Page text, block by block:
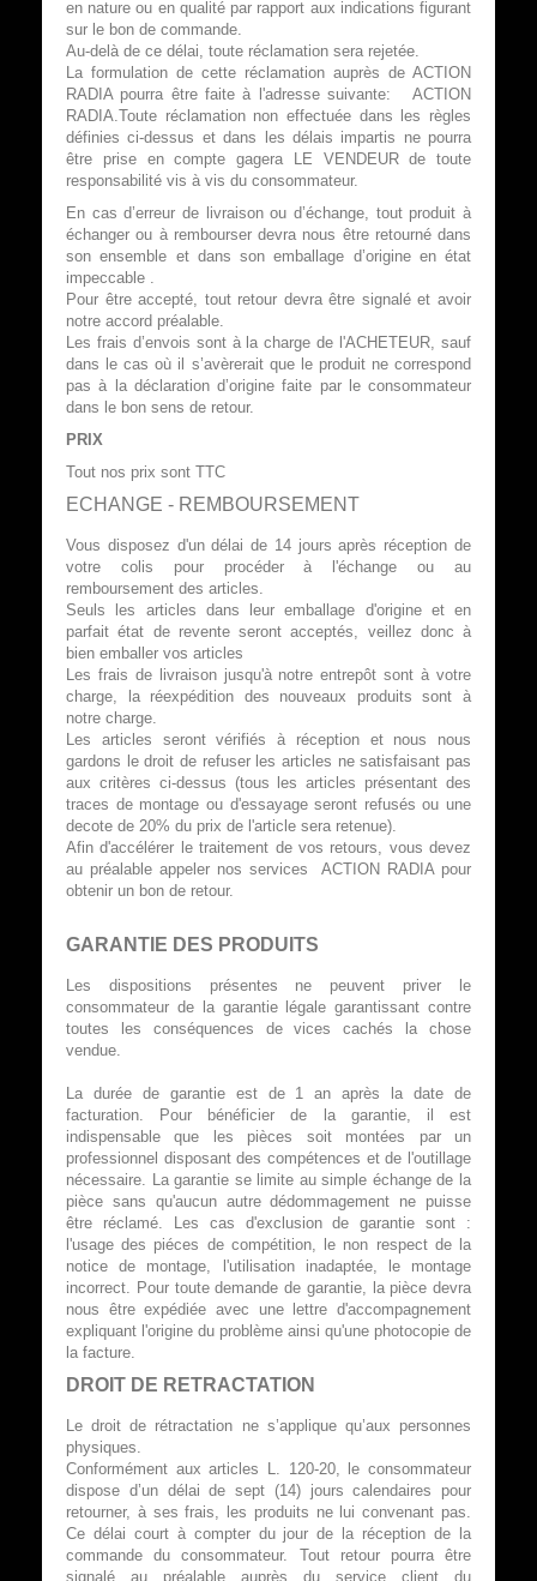
en nature ou en qualité par rapport aux indications figurant
sur le bon de commande.
Au-delà de ce délai, toute réclamation sera rejetée.
La formulation de cette réclamation auprès de ACTION
RADIA pourra être faite à l'adresse suivante: ACTION
RADIA.Toute réclamation non effectuée dans les règles
définies ci-dessus et dans les délais impartis ne pourra
être prise en compte gagera LE VENDEUR de toute
responsabilité vis à vis du consommateur.
En cas d’erreur de livraison ou d’échange, tout produit à
échanger ou à rembourser devra nous être retourné dans
son ensemble et dans son emballage d’origine en état
impeccable .
Pour être accepté, tout retour devra être signalé et avoir
notre accord préalable.
Les frais d’envois sont à la charge de l'ACHETEUR, sauf
dans le cas où il s’avèrerait que le produit ne correspond
pas à la déclaration d’origine faite par le consommateur
dans le bon sens de retour.
PRIX
Tout nos prix sont TTC
ECHANGE - REMBOURSEMENT
Vous disposez d'un délai de 14 jours après réception de
votre colis pour procéder à l'échange ou au
remboursement des articles.
Seuls les articles dans leur emballage d'origine et en
parfait état de revente seront acceptés, veillez donc à
bien emballer vos articles
Les frais de livraison jusqu'à notre entrepôt sont à votre
charge, la réexpédition des nouveaux produits sont à
notre charge.
Les articles seront vérifiés à réception et nous nous
gardons le droit de refuser les articles ne satisfaisant pas
aux critères ci-dessus (tous les articles présentant des
traces de montage ou d'essayage seront refusés ou une
decote de 20% du prix de l'article sera retenue).
Afin d'accélérer le traitement de vos retours, vous devez
au préalable appeler nos services ACTION RADIA pour
obtenir un bon de retour.
GARANTIE DES PRODUITS
Les dispositions présentes ne peuvent priver le
consommateur de la garantie légale garantissant contre
toutes les conséquences de vices cachés la chose
vendue.
La durée de garantie est de 1 an après la date de
facturation. Pour bénéficier de la garantie, il est
indispensable que les pièces soit montées par un
professionnel disposant des compétences et de l'outillage
nécessaire. La garantie se limite au simple échange de la
pièce sans qu'aucun autre dédommagement ne puisse
être réclamé. Les cas d'exclusion de garantie sont :
l'usage des piéces de compétition, le non respect de la
notice de montage, l'utilisation inadaptée, le montage
incorrect. Pour toute demande de garantie, la pièce devra
nous être expédiée avec une lettre d'accompagnement
expliquant l'origine du problème ainsi qu'une photocopie de
la facture.
DROIT DE RETRACTATION
Le droit de rétractation ne s’applique qu’aux personnes
physiques.
Conformément aux articles L. 120-20, le consommateur
dispose d’un délai de sept (14) jours calendaires pour
retourner, à ses frais, les produits ne lui convenant pas.
Ce délai court à compter du jour de la réception de la
commande du consommateur. Tout retour pourra être
signalé au préalable auprès du service client du